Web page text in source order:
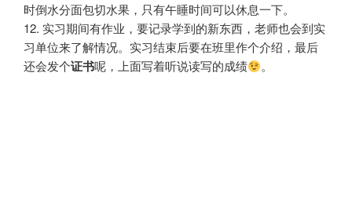
时倒水分面包切水果，只有午睡时间可以休息一下。
12. 实习期间有作业，要记录学到的新东西，老师也会到实
习单位来了解情况。实习结束后要在班里作个介绍，最后
还会发个证书呢，上面写着听说读写的成绩 。